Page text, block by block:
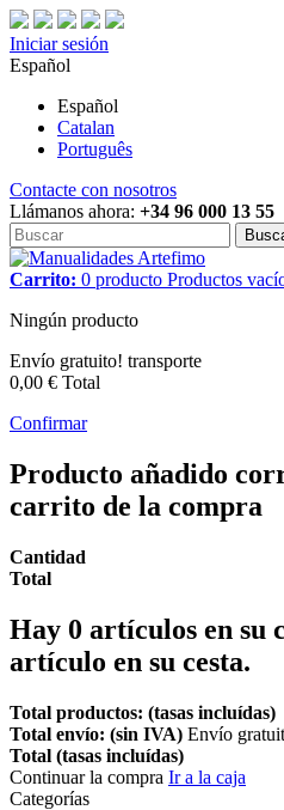
Iniciar sesión
Español
Español
Catalan
Português
Contacte con nosotros
Llámanos ahora: +34 96 000 13 55
Carrito: 0 producto Productos
Ningún producto
Envío gratuito! transporte
0,00 € Total
Confirmar
Producto añadido
carrito de la compra
Cantidad
Total
Hay 0 artículos en su
artículo en su cesta.
Total productos: (tasas incluídas)
Total envío: (sin IVA) Envío
Total (tasas incluídas)
Continuar la compra Ir a la caja
Categorías